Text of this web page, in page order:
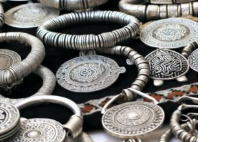
on
les
teintures
naturelles
?